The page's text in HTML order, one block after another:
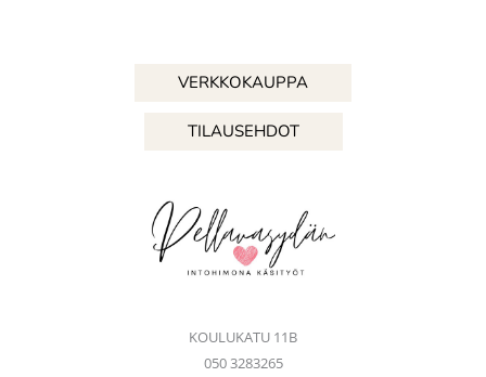
VERKKOKAUPPA
TILAUSEHDOT
KOULUKATU 11B
050 3283265